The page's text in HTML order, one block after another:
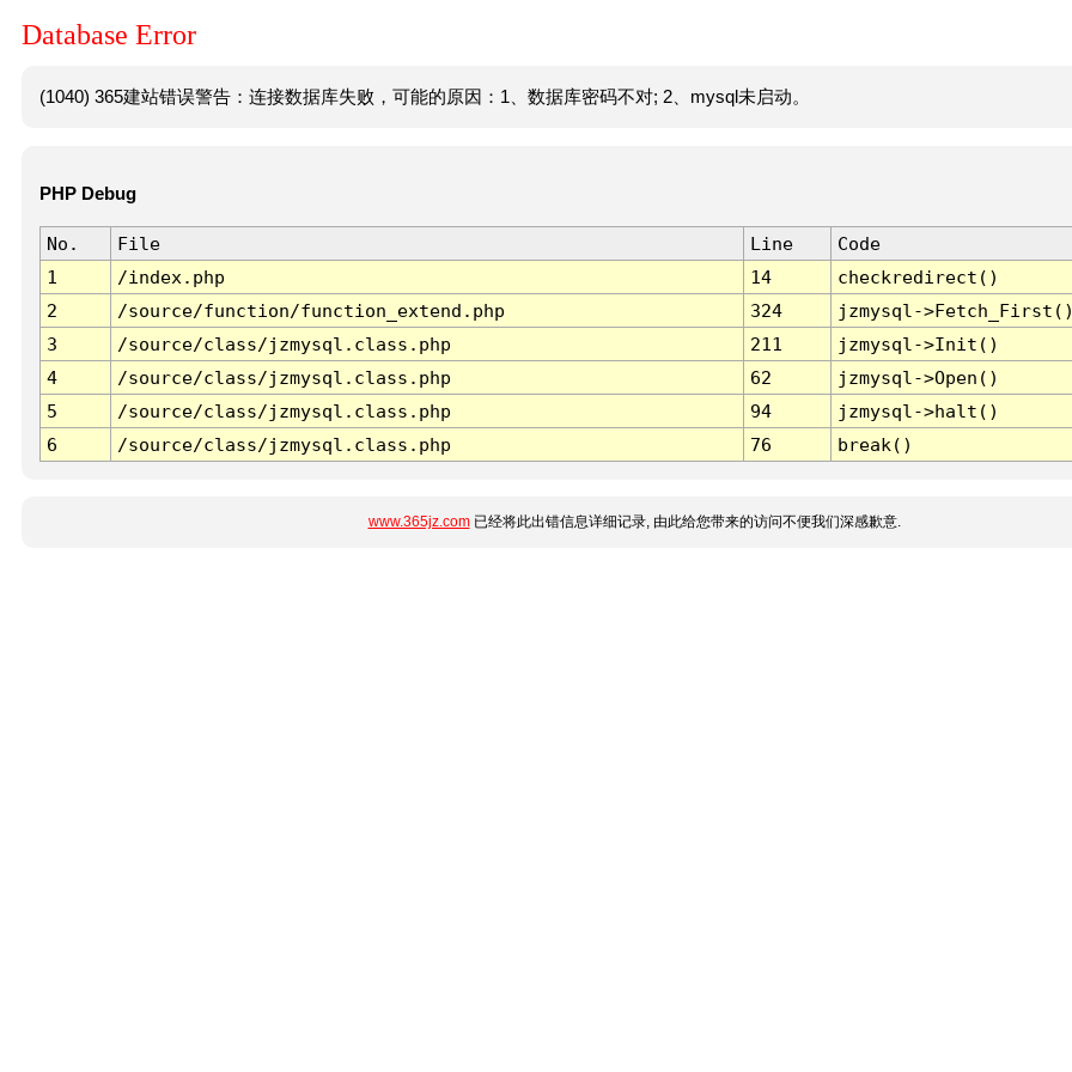
Database Error
(1040) 365建站错误警告：连接数据库失败，可能的原因：1、数据库密码不对; 2、mysql未启动。
PHP Debug
No. File Line
Code
1
/index.php 14
checkredirect()
2
/source/function/function_extend.php 324
jzmysql-
3
/source/class/jzmysql.class.php 211
jzmysql->Init()
4
/source/class/jzmysql.class.php 62
jzmysql->Open()
5
/source/class/jzmysql.class.php 94
jzmysql->halt()
6
/source/class/jzmysql.class.php 76 break()
www.365jz.com已经将此出错信息详细记录, 由此给您带来的访问不便我们深感歉意.